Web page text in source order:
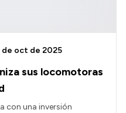
sus locomotoras
de oct de 2025
con una inversión